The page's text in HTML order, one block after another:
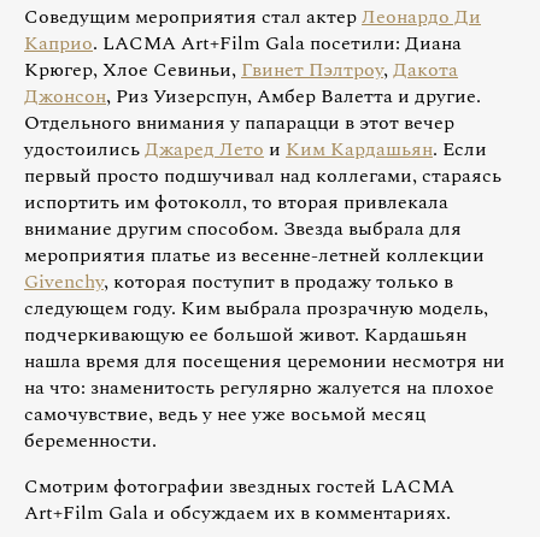
Соведущим мероприятия стал актерЛеонардо Ди
Каприо. LACMA Art+Film Gala посетили: Диана
Крюгер, Хлое Севиньи,Гвинет Пэлтроу,Дакота
Джонсон, Риз Уизерспун, Амбер Валетта и другие.
Отдельного внимания у папарацци в этот вечер
удостоилисьДжаред Лето и Ким Кардашьян. Если
первый просто подшучивал над коллегами, стараясь
испортить им фотоколл, то вторая привлекала
внимание другим способом. Звезда выбрала для
мероприятия платье из весенне-летней коллекции
Givenchy, которая поступит в продажу только в
следующем году. Ким выбрала прозрачную модель,
подчеркивающую ее большой живот. Кардашьян
нашла время для посещения церемонии несмотря ни
на что: знаменитость регулярно жалуется на плохое
самочувствие, ведь у нее уже восьмой месяц
беременности.
Смотрим фотографии звездных гостей LACMA
Art+Film Gala и обсуждаем их в комментариях.